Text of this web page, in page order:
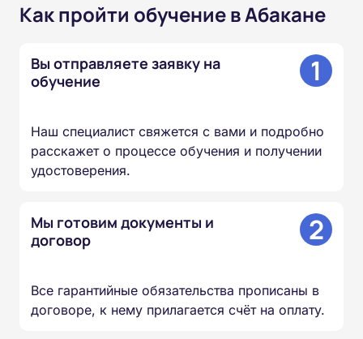
Как пройти обучение в Абакане
Вы отправляете заявку на
обучение
1
Наш специалист свяжется с вами и подробно
расскажет о процессе обучения и получении
удостоверения.
Мы готовим документы и
договор
2
Все гарантийные обязательства прописаны в
договоре, к нему прилагается счёт на оплату.